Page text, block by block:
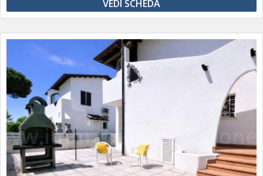
VEDI SCHEDA